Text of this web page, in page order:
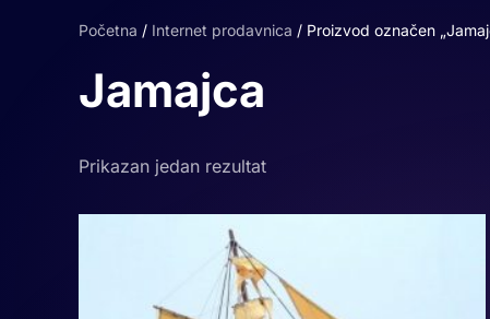
Početna / Internet prodavnica / Proizvod označen
Jamajca
Prikazan jedan rezultat